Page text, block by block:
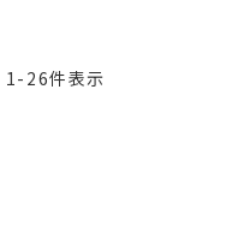
1- 26件表示